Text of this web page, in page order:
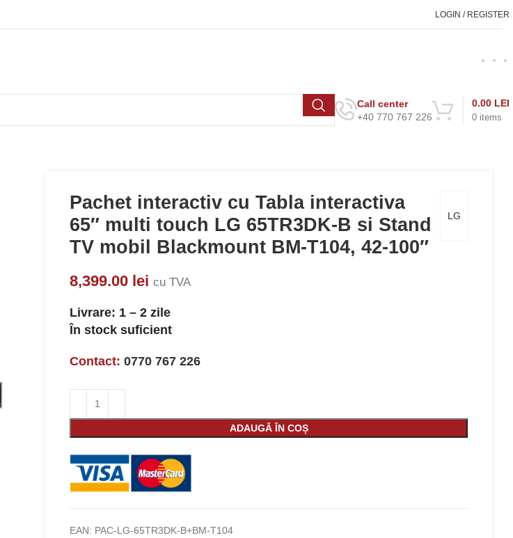
LOGIN / REGISTER
Call center
+40 770 767 226
0 items
0.00 LEI
LG
Pachet interactiv cu Tabla interactiva
65″ multi touch LG 65TR3DK-B si Stand
TV mobil Blackmount BM-T104, 42-100″
8,399.00 lei cu TVA
Livrare: 1 – 2 zile
În stock suficient
Contact: 0770 767 226
ADAUGĂ ÎN COȘ
EAN: PAC-LG-65TR3DK-B+BM-T104